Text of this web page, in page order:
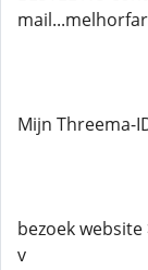
Mijn Threema-
bezoek
v